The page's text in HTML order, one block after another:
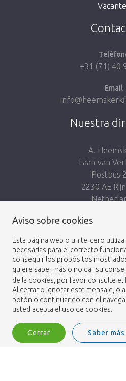
Volver a la
+31 (71) 40
Email
Nuestra
A.
Laan van
Postbus
2230 AE
© 2026 -Heemskerk Flowers
Heemskerk Flowers is a trading
Aviso sobre cookies
Esta página web o un tercero
necesarias para el correcto
conseguir los propósitos
quiere saber más o no dar su
de la cookies, por favor consulte el
Al cerrar o ignorar este mensaje, o
botón o continuando con el
usted acepta el uso de cookies.
Cerrar Saber más